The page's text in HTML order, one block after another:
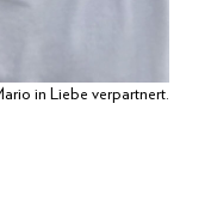
in Liebe verpartnert.